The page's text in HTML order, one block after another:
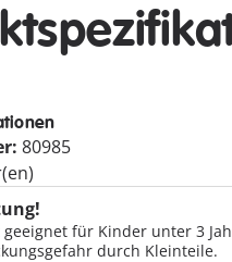
80985
für Kinder unter 3
durch Kleinteile.